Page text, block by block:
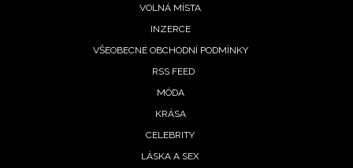
VOLNÁ MÍSTA
INZERCE
VŠEOBECNÉ OBCHODNÍ PODMÍNKY
RSS FEED
MÓDA
KRÁSA
CELEBRITY
LÁSKA A SEX